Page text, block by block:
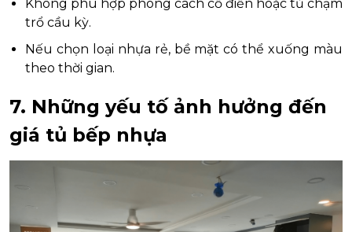
Không phù hợp phong cách cổ điển hoặc tủ chạm
trổ cầu kỳ.
Nếu chọn loại nhựa rẻ, bề mặt có thể xuống màu
theo thời gian.
7. Những yếu tố ảnh hưởng đến
giá tủ bếp nhựa